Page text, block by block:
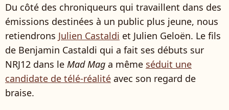
Du côté des chroniqueurs qui travaillent dans des
émissions destinées à un public plus jeune, nous
retiendrons Julien Castaldi et Julien Geloën. Le fils
de Benjamin Castaldi qui a fait ses débuts sur
NRJ12 dans le Mad Mag a même séduit une
candidate de télé-réalité avec son regard de
braise.